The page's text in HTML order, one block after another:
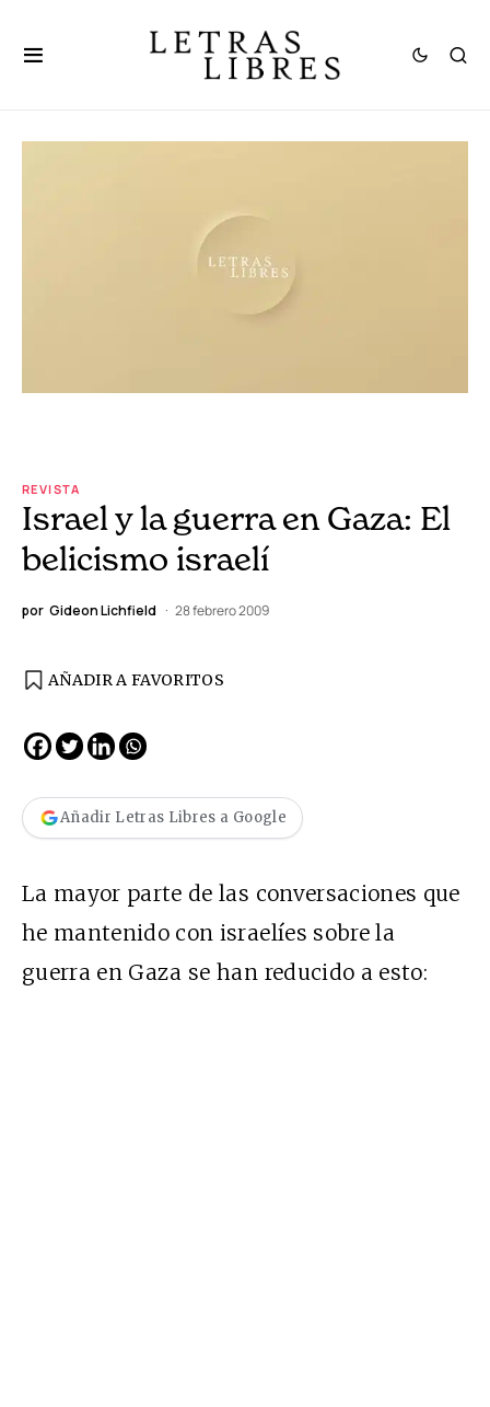
REVISTA
Israel y la guerra en Gaza: El
belicismo israelí
por Gideon Lichfield 28 febrero 2009
AÑADIR A FAVORITOS
Añadir Letras Libres a Google
La mayor parte de las conversaciones que
he mantenido con israelíes sobre la
guerra en Gaza se han reducido a esto: